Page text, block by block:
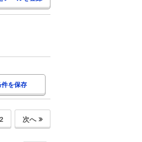
件を保存
2 次へ